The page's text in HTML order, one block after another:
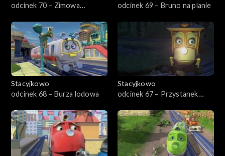
odcinek 70 – Zimowa
odcinek 69 – Bruno na planie
Stacyjkowo
odcinek 68 – Burza lodowa
Stacyjkowo
odcinek 67 – Przystanek